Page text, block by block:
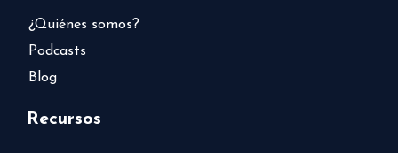
¿Quiénes somos?
Podcasts
Blog
Recursos